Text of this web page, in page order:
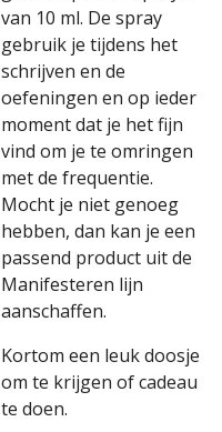
van 10 ml. De spray
gebruik je tijdens het
schrijven en de
oefeningen en op ieder
moment dat je het fijn
vind om je te omringen
met de frequentie.
Mocht je niet genoeg
hebben, dan kan je een
passend product uit de
Manifesteren lijn
aanschaffen.
Kortom een leuk doosje
om te krijgen of cadeau
te doen.